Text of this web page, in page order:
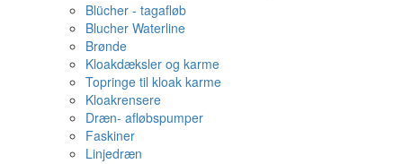
Blücher - tagafløb
Blucher Waterline
Brønde
Kloakdæksler og karme
Topringe til kloak karme
Kloakrensere
Dræn- afløbspumper
Faskiner
Linjedræn